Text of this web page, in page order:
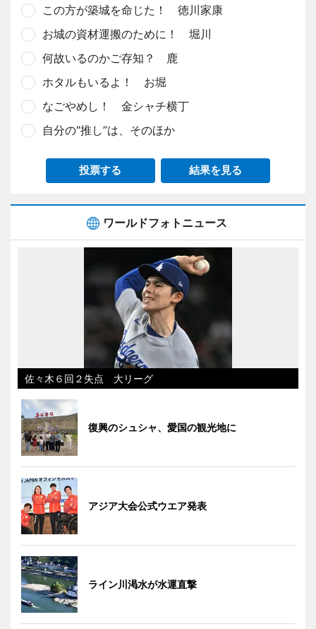
この方が築城を命じた！ 徳川家康
お城の資材運搬のために！ 堀川
何故いるのかご存知？ 鹿
ホタルもいるよ！ お堀
なごやめし！ 金シャチ横丁
自分の“推し”は、そのほか
投票する 結果を見る
ワールドフォトニュース
佐々木６回２失点 大リーグ
復興のシュシャ、愛国の観光地に
アジア大会公式ウエア発表
ライン川渇水が水運直撃